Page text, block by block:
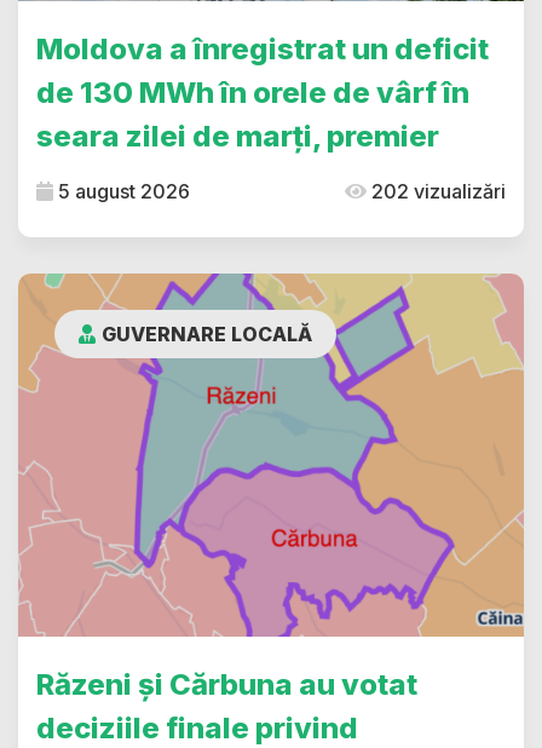
Moldova a înregistrat un deficit
de 130 MWh în orele de vârf în
seara zilei de marți, premier
5 august 2026 202 vizualizări
GUVERNARE LOCALĂ
Răzeni și Cărbuna au votat
deciziile finale privind